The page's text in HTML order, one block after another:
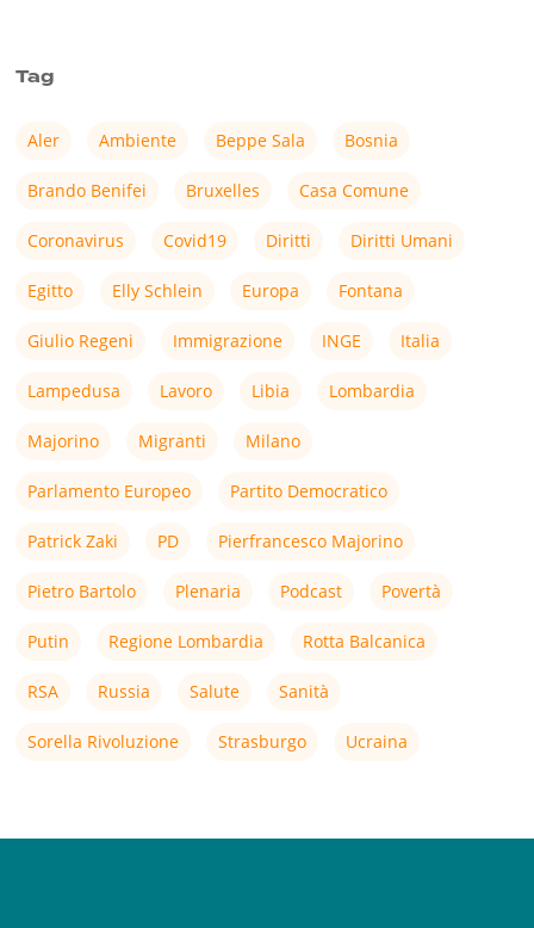
Tag
Aler Ambiente Beppe Sala Bosnia
Brando Benifei Bruxelles Casa Comune
Coronavirus Covid19 Diritti Diritti Umani
Egitto Elly Schlein Europa Fontana
Giulio Regeni Immigrazione INGE Italia
Lampedusa Lavoro Libia Lombardia
Majorino Migranti Milano
Parlamento Europeo Partito Democratico
Patrick Zaki PD Pierfrancesco Majorino
Pietro Bartolo Plenaria Podcast Povertà
Putin Regione Lombardia Rotta Balcanica
RSA Russia Salute Sanità
Sorella Rivoluzione Strasburgo Ucraina